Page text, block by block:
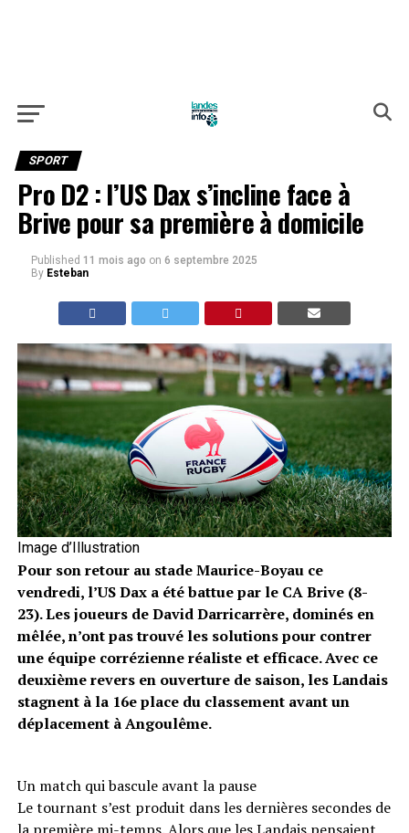
SPORT
Pro D2 : l’US Dax s’incline face à
Brive pour sa première à domicile
Published 11 mois ago on 6 septembre 2025
By Esteban
Image d’Illustration
Pour son retour au stade Maurice-Boyau ce
vendredi, l’US Dax a été battue par le CA Brive (8-
23). Les joueurs de David Darricarrère, dominés en
mêlée, n’ont pas trouvé les solutions pour contrer
une équipe corrézienne réaliste et efficace. Avec ce
deuxième revers en ouverture de saison, les Landais
stagnent à la 16e place du classement avant un
déplacement à Angoulême.
Un match qui bascule avant la pause
Le tournant s’est produit dans les dernières secondes de